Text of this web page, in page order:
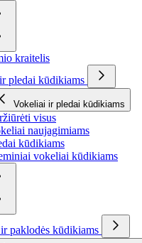
kraitelis
pledai kūdikiams
Vokeliai ir pledai kūdikiams
visus
naujagimiams
kūdikiams
vokeliai kūdikiams
paklodės kūdikiams